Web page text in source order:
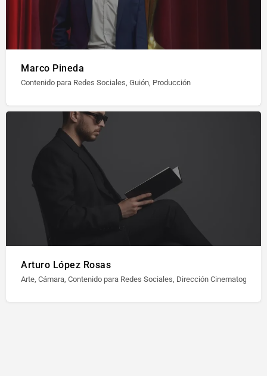
Marco Pineda
Contenido para Redes Sociales, Guión, Producción
Arturo López Rosas
Arte, Cámara, Contenido para Redes Sociales, Dirección